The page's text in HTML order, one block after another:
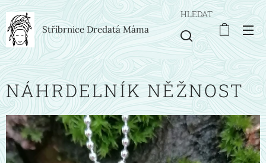
Stříbrnice Dredatá Máma
HLEDAT
NÁHRDELNÍK NĚŽNOST